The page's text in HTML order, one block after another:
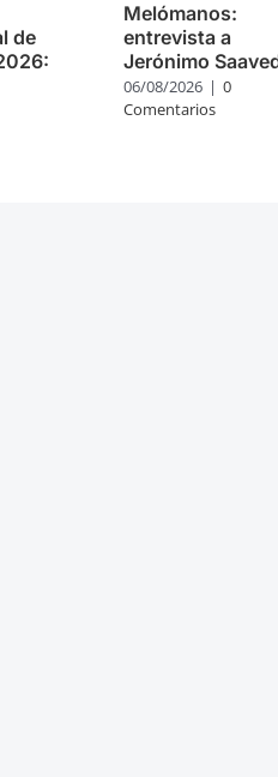
de
Melómanos:
entrevista a
Jerónimo
06/08/2026 | 0
Comentarios